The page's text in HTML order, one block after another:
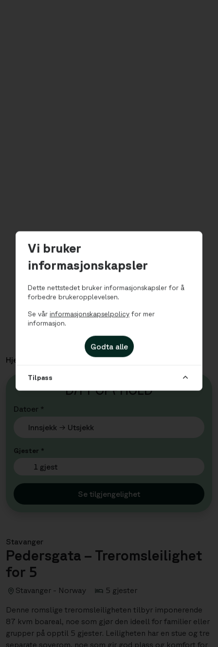
Hjem Pedersgata – Treromsleilighet for 5
DITT OPPHOLD
Datoer *
Gjester *
1 gjest
Se tilgjengelighet
Stavanger
Pedersgata – Treromsleilighet
for 5
Stavanger - Norway 5 gjester
Denne romslige treromsleiligheten tilbyr imponerende
87 kvm boareal, noe som gjør den ideell for familier eller
grupper på opptil 5 gjester. Leiligheten har en stue og tre
separate soverom, noe som gir god plass og komfort for
Vi bruker
informasjonskapsler
Dette nettstedet bruker informasjonskapsler for å
forbedre brukeropplevelsen.
Se vår informasjonskapselpolicy for mer
informasjon.
Godta alle
Tilpass